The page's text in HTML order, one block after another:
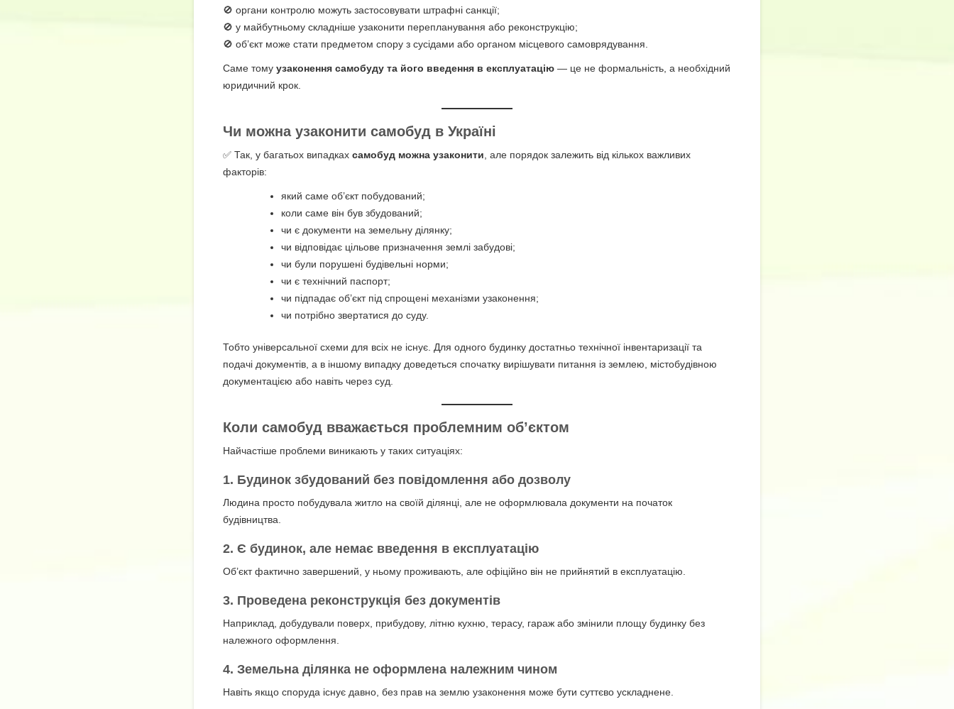
🚫 органи контролю можуть застосовувати штрафні санкції;
🚫 у майбутньому складніше узаконити перепланування або реконструкцію;
🚫 об’єкт може стати предметом спору з сусідами або органом місцевого самоврядування.
Саме тому узаконення самобуду та його введення в експлуатацію — це не формальність, а необхідний
юридичний крок.
Чи можна узаконити самобуд в Україні
✅ Так, у багатьох випадках самобуд можна узаконити , але порядок залежить від кількох важливих
факторів:
який саме об’єкт побудований;
коли саме він був збудований;
чи є документи на земельну ділянку;
чи відповідає цільове призначення землі забудові;
чи були порушені будівельні норми;
чи є технічний паспорт;
чи підпадає об’єкт під спрощені механізми узаконення;
чи потрібно звертатися до суду.
Тобто універсальної схеми для всіх не існує. Для одного будинку достатньо технічної інвентаризації та
подачі документів, а в іншому випадку доведеться спочатку вирішувати питання із землею, містобудівною
документацією або навіть через суд.
Коли самобуд вважається проблемним об’єктом
Найчастіше проблеми виникають у таких ситуаціях:
1. Будинок збудований без повідомлення або дозволу
Людина просто побудувала житло на своїй ділянці, але не оформлювала документи на початок
будівництва.
2. Є будинок, але немає введення в експлуатацію
Об’єкт фактично завершений, у ньому проживають, але офіційно він не прийнятий в експлуатацію.
3. Проведена реконструкція без документів
Наприклад, добудували поверх, прибудову, літню кухню, терасу, гараж або змінили площу будинку без
належного оформлення.
4. Земельна ділянка не оформлена належним чином
Навіть якщо споруда існує давно, без прав на землю узаконення може бути суттєво ускладнене.